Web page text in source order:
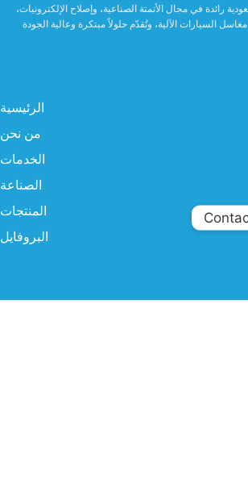
رائدة في مجال الأتمتة الصناعية، وإصلاح الإلكترونيات،
الرئيسية
من نحن
الخدمات
الصناعة
المنتجات
البروفايل